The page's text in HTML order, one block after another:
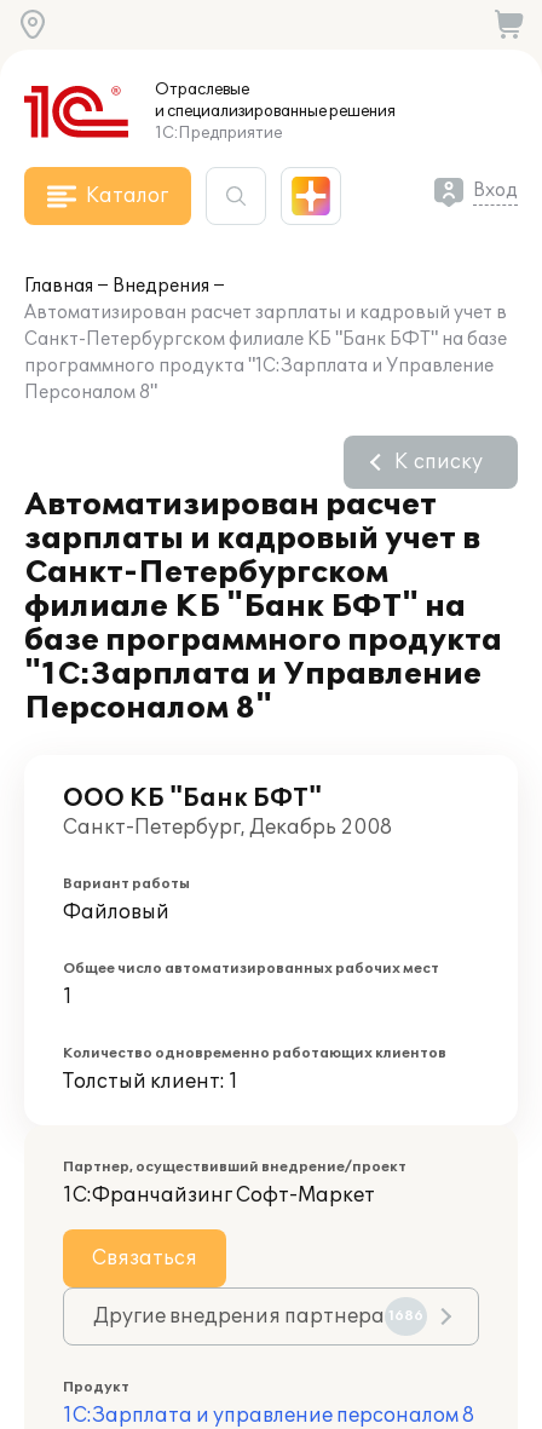
Отраслевые
и специализированныерешения
1С:Предприятие
Каталог Вход
Главная
Внедрения
Автоматизирован расчет зарплаты и кадровый учет в
Санкт-Петербургском филиале КБ "Банк БФТ" на базе
программного продукта "1С:Зарплата и Управление
Персоналом 8"
Автоматизирован расчет
зарплаты и кадровый учет в
Санкт-Петербургском
филиале КБ "Банк БФТ" на
базе программного продукта
"1С:Зарплата и Управление
Персоналом 8"
К списку
ООО КБ "Банк БФТ"
Санкт-Петербург, Декабрь 2008
Вариант работы
Файловый
Общее число автоматизированных рабочих мест
1
Количество одновременно работающих клиентов
Толстый клиент: 1
Партнер, осуществивший внедрение/проект
1С:Франчайзинг Софт-Маркет
Связаться
Другие внедрения партнера 1686
Продукт
1С:Зарплата и управление персоналом 8